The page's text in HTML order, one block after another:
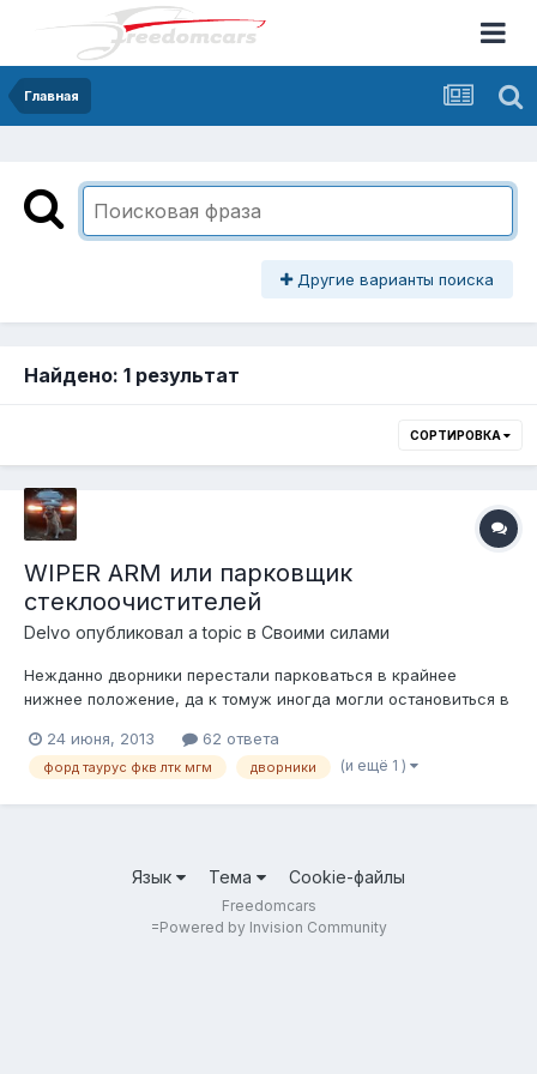
Главная
Другие варианты поиска
Найдено: 1 результат
СОРТИРОВКА
WIPER ARM или парковщик
стеклоочистителей
Delvo опубликовал a topic в Своими силами
Нежданно дворники перестали парковаться в крайнее
нижнее положение, да к томуж иногда могли остановиться в
парковщик не паркует и привод возвращается на 180 град. а
должен так Ну парковка, понятно, нужен новый парковщик,
24 июня, 2013 62 ответа
форд таурус фкв лтк мгм дворники (и ещё 1 )
Язык Тема Cookie-файлы
Freedomcars
=Powered by Invision Community